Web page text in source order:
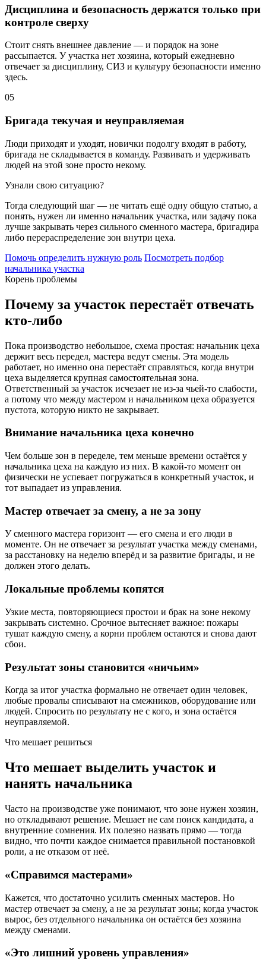
Дисциплина и безопасность держатся только при
контроле сверху
Стоит снять внешнее давление — и порядок на зоне
рассыпается. У участка нет хозяина, который ежедневно
отвечает за дисциплину, СИЗ и культуру безопасности именно
здесь.
05
Бригада текучая и неуправляемая
Люди приходят и уходят, новички подолгу входят в работу,
бригада не складывается в команду. Развивать и удерживать
людей на этой зоне просто некому.
Узнали свою ситуацию?
Тогда следующий шаг — не читать ещё одну общую статью, а
понять, нужен ли именно начальник участка, или задачу пока
лучше закрывать через сильного сменного мастера, бригадира
либо перераспределение зон внутри цеха.
Помочь определить нужную роль Посмотреть подбор
начальника участка
Корень проблемы
Почему за участок перестаёт отвечать
кто-либо
Пока производство небольшое, схема простая: начальник цеха
держит весь передел, мастера ведут смены. Эта модель
работает, но именно она перестаёт справляться, когда внутри
цеха выделяется крупная самостоятельная зона.
Ответственный за участок исчезает не из-за чьей-то слабости,
а потому что между мастером и начальником цеха образуется
пустота, которую никто не закрывает.
Внимание начальника цеха конечно
Чем больше зон в переделе, тем меньше времени остаётся у
начальника цеха на каждую из них. В какой-то момент он
физически не успевает погружаться в конкретный участок, и
тот выпадает из управления.
Мастер отвечает за смену, а не за зону
У сменного мастера горизонт — его смена и его люди в
моменте. Он не отвечает за результат участка между сменами,
за расстановку на неделю вперёд и за развитие бригады, и не
должен этого делать.
Локальные проблемы копятся
Узкие места, повторяющиеся простои и брак на зоне некому
закрывать системно. Срочное вытесняет важное: пожары
тушат каждую смену, а корни проблем остаются и снова дают
сбои.
Результат зоны становится «ничьим»
Когда за итог участка формально не отвечает один человек,
любые провалы списывают на смежников, оборудование или
людей. Спросить по результату не с кого, и зона остаётся
неуправляемой.
Что мешает решиться
Что мешает выделить участок и
нанять начальника
Часто на производстве уже понимают, что зоне нужен хозяин,
но откладывают решение. Мешает не сам поиск кандидата, а
внутренние сомнения. Их полезно назвать прямо — тогда
видно, что почти каждое снимается правильной постановкой
роли, а не отказом от неё.
«Справимся мастерами»
Кажется, что достаточно усилить сменных мастеров. Но
мастер отвечает за смену, а не за результат зоны; когда участок
вырос, без отдельного начальника он остаётся без хозяина
между сменами.
«Это лишний уровень управления»